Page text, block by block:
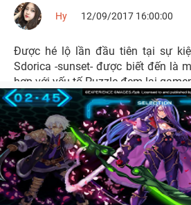
Hy 12/09/2017 16:00:00
Được hé lộ lần đầu tiên tại sự
Sdorica -sunset- được biết đến là
hợp với yếu tố Puzzle đem lại